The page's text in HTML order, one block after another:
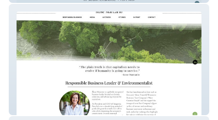
Rose Marcario